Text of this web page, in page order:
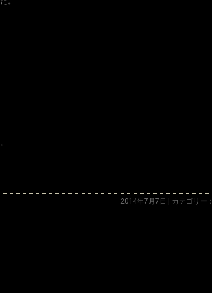
2014年7月7日 | カテゴリー：